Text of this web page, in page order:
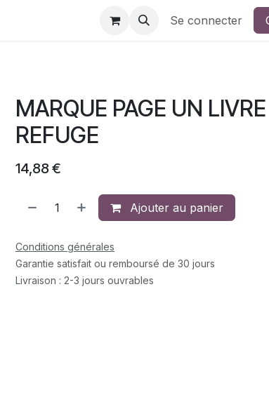
Se connecter
MARQUE PAGE UN
REFUGE
14,88€
Ajouter au panier
Conditions générales
Garantie satisfait ou remboursé de 30 jours
Livraison : 2-3 jours ouvrables